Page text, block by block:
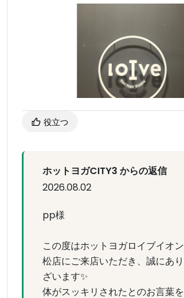
役立つ
ホットヨガCITY3 からの返信
2026.08.02
pp様
この度はホットヨガロイブイオ
松店にご来店いただき、誠にあ
ざいます✨
体がスッキリされたとのお言葉